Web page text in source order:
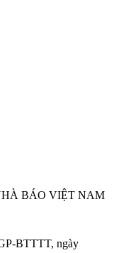
BÁO VIỆT NAM
BTTTT, ngày